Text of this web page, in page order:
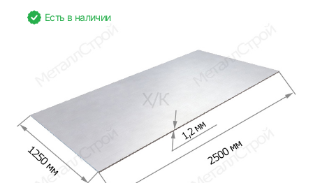
Есть в наличии